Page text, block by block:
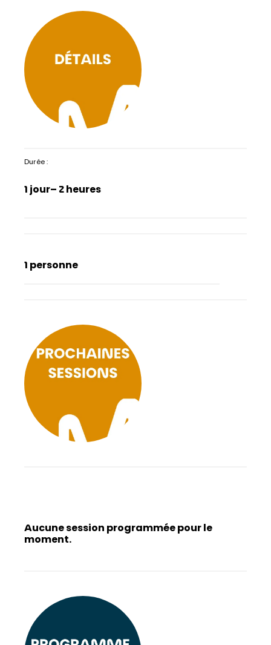
Durée :
1 jour– 2 heures
1 personne
Aucune session programmée pour le
moment.